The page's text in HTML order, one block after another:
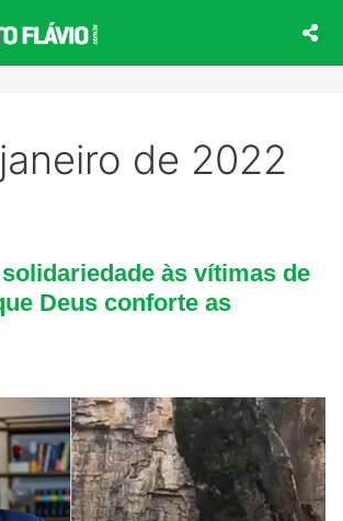
de 2022
às vítimas de
Deus conforte as
Lula
presta
solidariedade
às
Deus
conforte
as
famílias’